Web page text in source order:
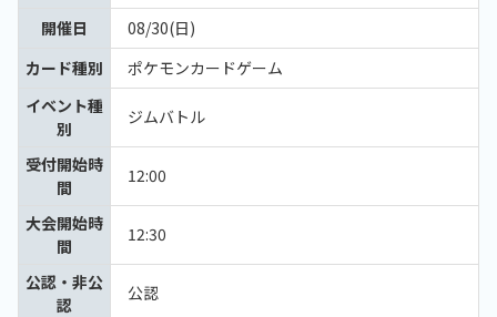
開催日
08/30(日)
カード種別
ポケモンカードゲーム
イベント種
別
ジムバトル
受付開始時
間
12:00
大会開始時
間
12:30
公認・非公
認
公認